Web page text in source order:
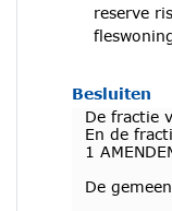
reserve
Besluiten
De fractie
En de
1
De